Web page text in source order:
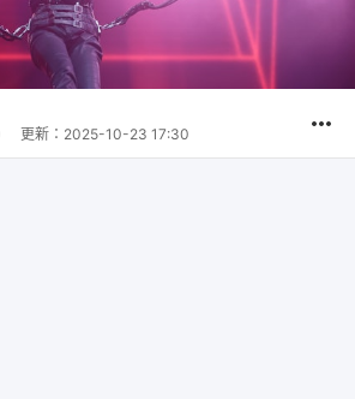
更新： 2025-10-23 17:30